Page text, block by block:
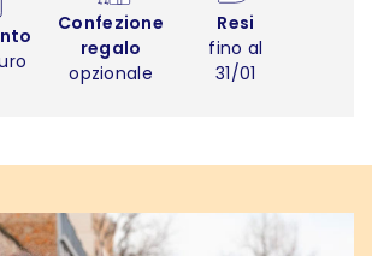
Confezione
regalo
opzionale
Resi
fino al
31/01